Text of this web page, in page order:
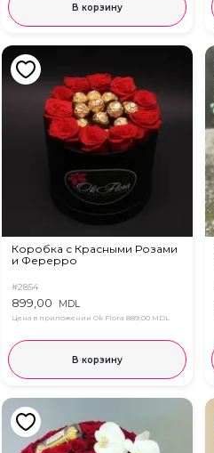
В корзину
Коробка с Красными Розами
и Ферерро
#2854
899,00 MDL
Цена в приложении Ok Flora 889,00 MDL
В корзину